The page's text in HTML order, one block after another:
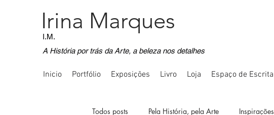
Irina Marques
I.M.
A História por trás da Arte, a beleza nos detalhes
Inicio Portfólio Exposições Livro Loja Espaço de Escrita
Todos posts Pela História, pela Arte Inspirações